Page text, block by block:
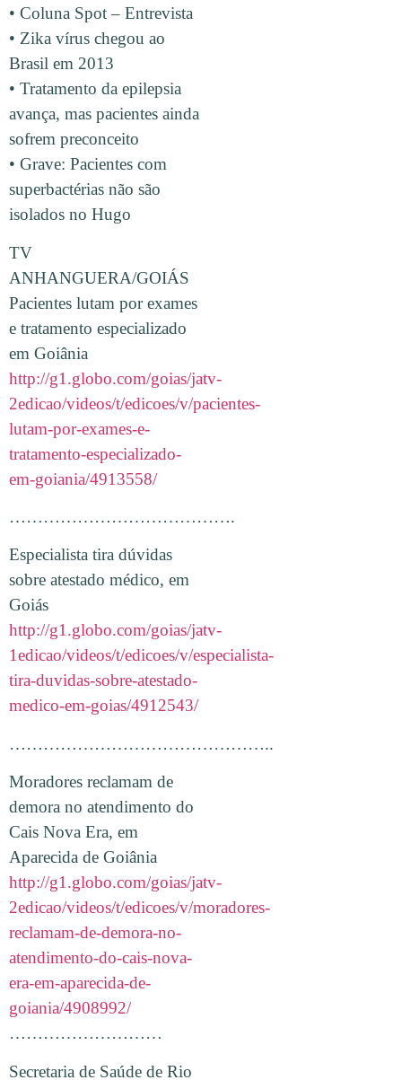
• Coluna Spot – Entrevista
• Zika vírus chegou ao
Brasil em 2013
• Tratamento da epilepsia
avança, mas pacientes ainda
sofrem preconceito
• Grave: Pacientes com
superbactérias não são
isolados no Hugo
TV
ANHANGUERA/GOIÁS
Pacientes lutam por exames
e tratamento especializado
em Goiânia
http://g1.globo.com/goias/jatv-
2edicao/videos/t/edicoes/v/pacientes-
lutam-por-exames-e-
tratamento-especializado-
em-goiania/4913558/
………………………………….
Especialista tira dúvidas
sobre atestado médico, em
Goiás
http://g1.globo.com/goias/jatv-
1edicao/videos/t/edicoes/v/especialista-
tira-duvidas-sobre-atestado-
medico-em-goias/4912543/
………………………………………..
Moradores reclamam de
demora no atendimento do
Cais Nova Era, em
Aparecida de Goiânia
http://g1.globo.com/goias/jatv-
2edicao/videos/t/edicoes/v/moradores-
reclamam-de-demora-no-
atendimento-do-cais-nova-
era-em-aparecida-de-
goiania/4908992/
………………………
Secretaria de Saúde de Rio